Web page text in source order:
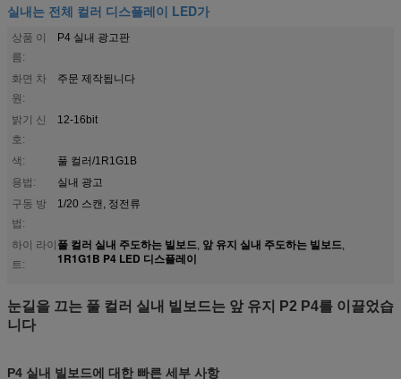
실내는 전체 컬러 디스플레이 LED가
상품 이
름:
P4 실내 광고판
화면 차
원:
주문 제작됩니다
밝기 신
호:
12-16bit
색:
풀 컬러/1R1G1B
용법:
실내 광고
구동 방
법:
1/20 스캔, 정전류
하이 라이
트:
풀 컬러 실내 주도하는 빌보드, 앞 유지 실내 주도하는 빌보드,
1R1G1B P4 LED 디스플레이
눈길을 끄는 풀 컬러 실내 빌보드는 앞 유지 P2 P4를 이끌었습
니다
P4 실내 빌보드에 대한 빠른 세부 사항